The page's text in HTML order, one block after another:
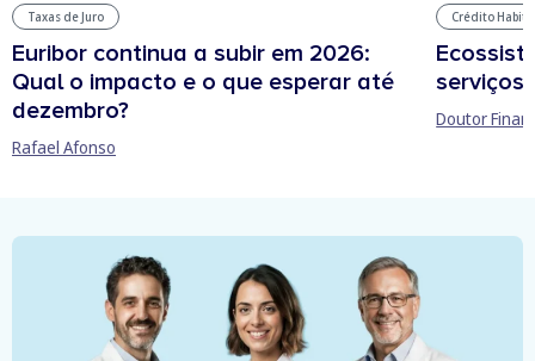
Taxas de Juro
Euribor continua a subir em 2026:
Qual o impacto e o que esperar até
dezembro?
Rafael Afonso
Crédito
serviços
Doutor